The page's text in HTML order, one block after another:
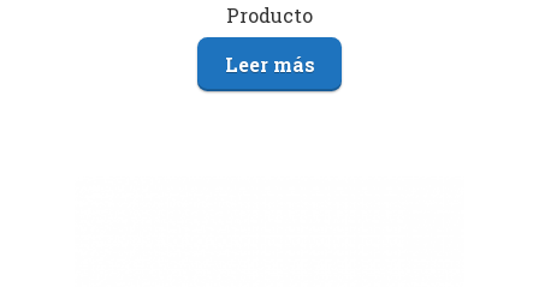
Producto
Leer más